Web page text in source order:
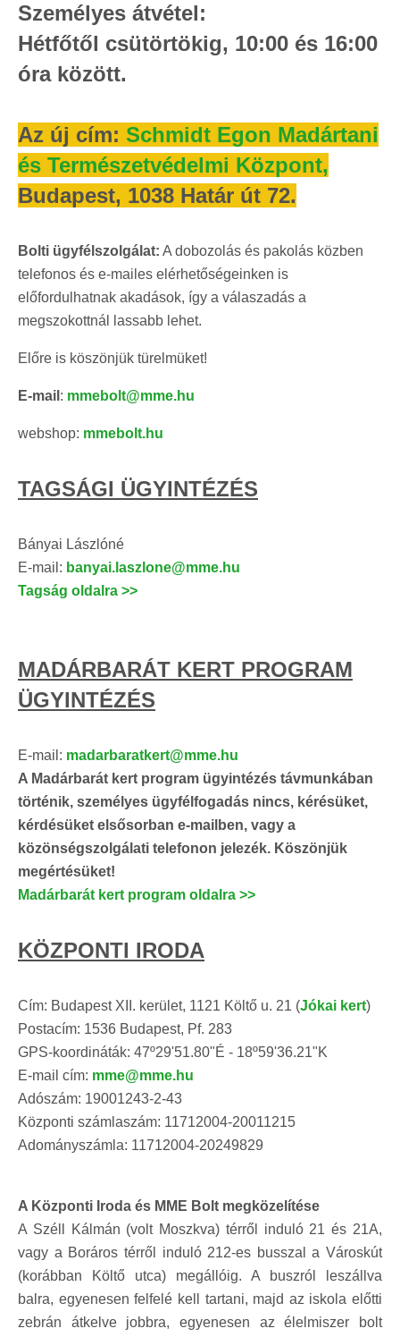
Személyes átvétel:
Hétfőtől csütörtökig, 10:00 és 16:00
óra között.
Az új cím: Schmidt Egon Madártani
és Természetvédelmi Központ,
Budapest, 1038 Határ út 72.
Bolti ügyfélszolgálat: A dobozolás és pakolás közben
telefonos és e-mailes elérhetőségeinken is
előfordulhatnak akadások, így a válaszadás a
megszokottnál lassabb lehet.
Előre is köszönjük türelmüket!
E-mail : mmebolt@mme.hu
webshop: mmebolt.hu
TAGSÁGI ÜGYINTÉZÉS
Bányai Lászlóné
E-mail: banyai.laszlone@mme.hu
Tagság oldalra >>
MADÁRBARÁT KERT PROGRAM
ÜGYINTÉZÉS
E-mail: madarbaratkert@mme.hu
A Madárbarát kert program ügyintézés távmunkában
történik, személyes ügyfélfogadás nincs, kérésüket,
kérdésüket elsősorban e-mailben, vagy a
közönségszolgálati telefonon jelezék. Köszönjük
megértésüket!
Madárbarát kert program oldalra >>
KÖZPONTI IRODA
Cím: Budapest XII. kerület, 1121 Költő u. 21 (Jókai kert)
Postacím: 1536 Budapest, Pf. 283
GPS-koordináták: 47º29'51.80"É - 18º59'36.21"K
E-mail cím: mme@mme.hu
Adószám: 19001243-2-43
Központi számlaszám: 11712004-20011215
Adományszámla: 11712004-20249829
A Központi Iroda és MME Bolt megközelítése
A Széll Kálmán (volt Moszkva) térről induló 21 és 21A,
vagy a Boráros térről induló 212-es busszal a Városkút
(korábban Költő utca) megállóig. A buszról leszállva
balra, egyenesen felfelé kell tartani, majd az iskola előtti
zebrán átkelve jobbra, egyenesen az élelmiszer bolt